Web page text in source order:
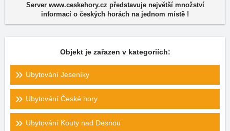
Server www.ceskehory.cz představuje největší množství
informací o českých horách na jednom místě !
Objekt je zařazen v kategoriích:
Ubytování Jeseníky
Ubytování České hory
Ubytování Kouty nad Desnou